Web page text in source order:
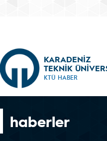
KARADENİZ
TEKNİK
KTÜ HABER
haberler